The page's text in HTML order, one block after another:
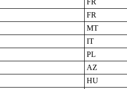
FR
FR
MT
IT
PL
AZ
HU